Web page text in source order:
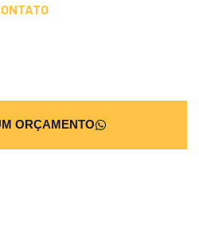
ORÇAMENTO